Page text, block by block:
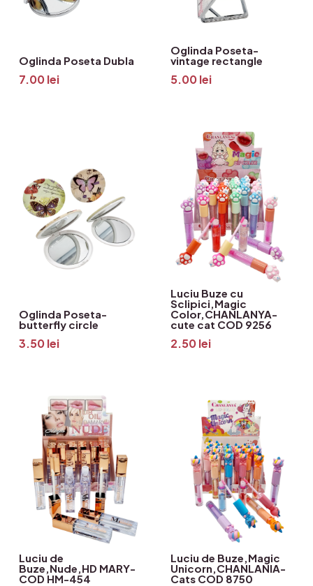
Oglinda Poseta Dubla
7.00lei
Oglinda Poseta-
vintage rectangle
5.00lei
Oglinda Poseta-
butterfly circle
3.50lei
Luciu Buze cu
Sclipici,Magic
Color,CHANLANYA-
cute cat COD 9256
2.50lei
Luciu de
Buze,Nude,HD MARY-
COD HM-454
Luciu de Buze,Magic
Unicorn,CHANLANIA-
Cats COD 8750